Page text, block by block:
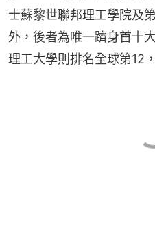
士蘇黎世聯邦理工學院及
外，後者為唯一躋身首十
理工大學則排名全球第12